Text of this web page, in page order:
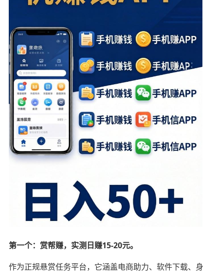
第一个：赏帮赚，实测日赚15-20元。
作为正规悬赏任务平台，它涵盖电商助力、软件下载、身